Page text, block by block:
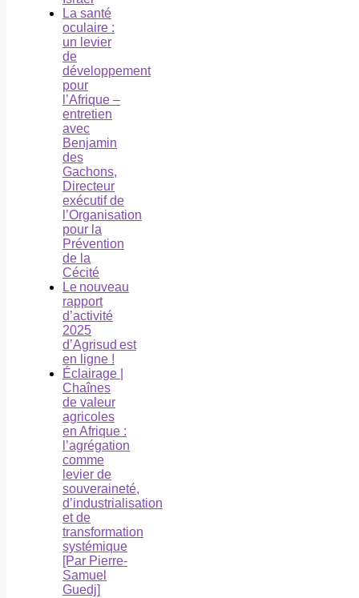
La santé
oculaire :
un levier
de
développement
pour
l’Afrique –
entretien
avec
Benjamin
des
Gachons,
Directeur
exécutif de
l’Organisation
pour la
Prévention
de la
Cécité
Le nouveau
rapport
d’activité
2025
d’Agrisud est
en ligne !
Éclairage |
Chaînes
de valeur
agricoles
en Afrique :
l’agrégation
comme
levier de
souveraineté,
d’industrialisation
et de
transformation
systémique
[Par Pierre-
Samuel
Guedj]